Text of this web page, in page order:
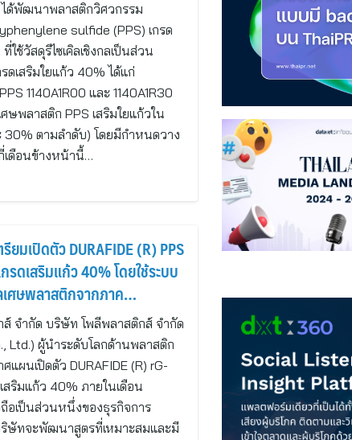
ด้พัฒนาพลาสติกวิศวกรรม
sulfide (PPS) เกรด
ช้วัสดุรีไซเคิลเชิงกลเป็นส่วน
ดเสริมใยแก้ว 40% ได้แก่
1140A1R00 และ 1140A1R30
ศษพลาสติก PPS เสริมใยแก้วใน
30% ตามลำดับ) โดยมีกำหนดวาง
เดือนข้างหน้านี้…
มเปิดตัว DURAFIDE (R) PPS
รดเสริมแก้ว 40% โดยใช้ระบบ
เศษพลาสติกจากภาค
จำกัด บริษัท โพลีพลาสติกส์ จำกัด
Ltd.) ผู้นำระดับโลกด้านพลาสติก
แผนเปิดตัว DURAFIDE (R) rG-
สริมแก้ว 40% ภายในเดือน
อเป็นส่วนหนึ่งของธุรกิจการ
บริษัทจะพัฒนาสูตรที่เหมาะสมและมี